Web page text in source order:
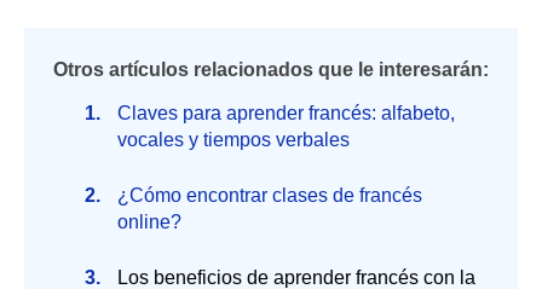
Otros artículos relacionados que le interesarán:
Claves para aprender francés: alfabeto,
vocales y tiempos verbales
¿Cómo encontrar clases de francés
online?
Los beneficios de aprender francés con la